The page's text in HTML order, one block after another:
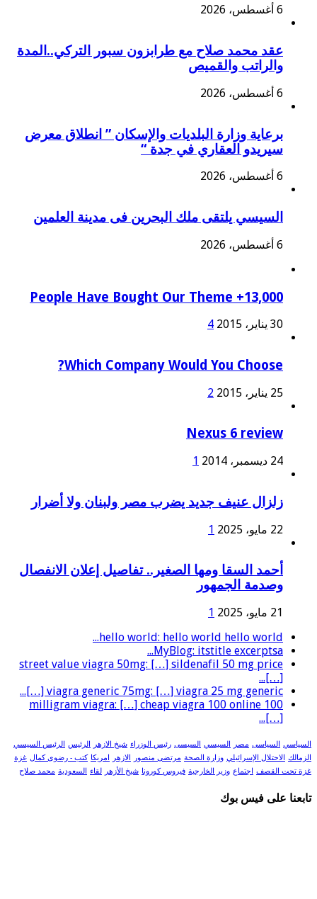
6 أغسطس، 2026
عقد محمد صلاح مع طرابزون سبور التركي..المدة
والراتب والقميص
6 أغسطس، 2026
برعاية وزارة البلديات والإسكان ” انطلاق معرض
سيريدو العقاري في جدة “
6 أغسطس، 2026
السيسي يلتقى ملك البحرين فى مدينة العلمين
6 أغسطس، 2026
13,000+ People Have Bought Our Theme
30 يناير، 2015 4
Which Company Would You Choose?
25 يناير، 2015 2
Nexus 6 review
24 ديسمبر، 2014 1
زلزال عنيف جديد يضرب مصر ولبنان ولا أضرار
22 مايو، 2025 1
أحمد السقا ومها الصغير.. تفاصيل إعلان الانفصال
وصدمة الجمهور
21 مايو، 2025
1
hello world: hello world hello world...
MyBlog: itstitle excerptsa...
street value viagra 50mg: […] sildenafil 50 mg price
[…]...
viagra generic 75mg: […] viagra 25 mg generic […]...
100 milligram viagra: […] cheap viagra 100 online
[…]...
السياسي السياسى مصر السيسي السيسى رئيس الوزراء شيخ الازهر الرئيس الرئيس السيسي
الزمالك الاحتلال الإسرائيلي وزارة الصحة مرتضى منصور الازهر امريكا كتب - رضوى كمال غزة
غزة تحت القصف اجتماع وزير الخارجية فيروس كورونا شيخ الأزهر لقاء السعودية محمد صلاح
تابعنا على فيس بوك